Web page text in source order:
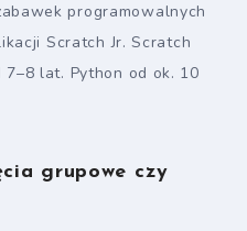
programowalnych
Scratch Jr. Scratch
lat. Python od ok. 10
grupowe czy